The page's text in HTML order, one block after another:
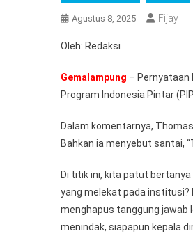
Agustus 8, 2025 Fijay
Oleh: Redaksi
Gemalampung – Pernyataan
Program Indonesia Pintar
Dalam komentarnya,
Bahkan ia menyebut santai,
Di titik ini, kita patut
yang melekat pada institusi?
menghapus tanggung jawab
menindak, siapapun kepala